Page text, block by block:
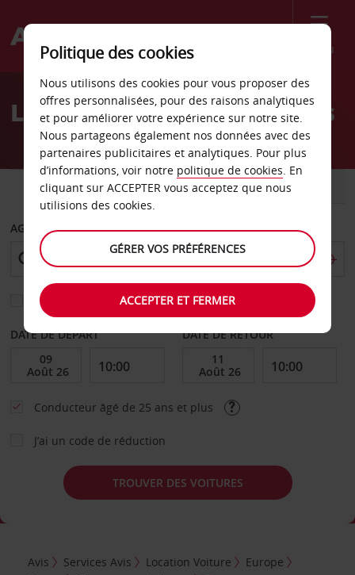
Menu
Welcome
AvisLocation de voiture Troyes
VOITURE UTILITAIRE
AGENCE DE DÉPART
Sélectionnez une autre agence de retour
DATE DE DÉPART DATE DE RETOUR
Conducteur âgé de 25 ans et plus
J’ai un code de réduction
TROUVER DES VOITURES
Avis Services Avis Location Voiture
Europe
Politique des cookies
Nous utilisons des cookies pour vous proposer des
offres personnalisées, pour des raisons analytiques
et pour améliorer votre expérience sur notre site.
Nous partageons également nos données avec des
partenaires publicitaires et analytiques. Pour plus
d’informations, voir notre politique de cookies. En
cliquant sur ACCEPTER vous acceptez que nous
utilisions des cookies.
GÉRER VOS PRÉFÉRENCES
ACCEPTER ET FERMER